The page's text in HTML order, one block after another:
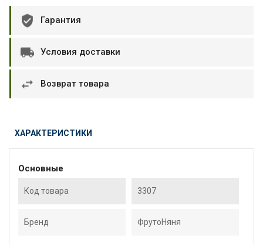
Гарантия
Условия доставки
Возврат товара
ХАРАКТЕРИСТИКИ
Основные
Код товара 3307
Бренд ФрутоНяня